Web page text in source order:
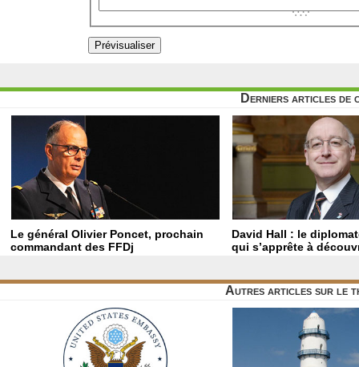
Derniers articles de
Le général Olivier Poncet, prochain
commandant des FFDj
David Hall : le
qui s’apprête à
Autres articles sur le